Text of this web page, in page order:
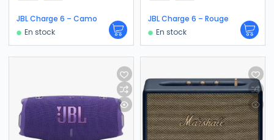
JBL Charge 6 – Camo
En stock
JBL Charge 6 – Rouge
En stock